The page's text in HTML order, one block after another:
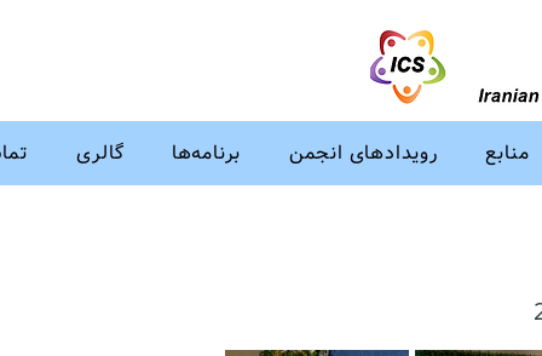
گالری برنامه‌ها رویدادهای انجمن منابع